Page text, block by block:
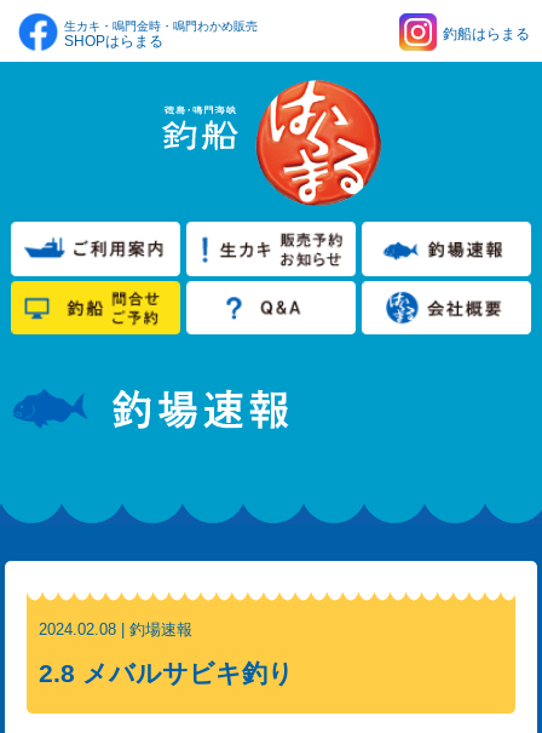
生カキ・鳴門金時・鳴門わかめ販売
SHOPはらまる 釣船はらまる
2024.02.08 | 釣場速報
2.8 メバルサビキ釣り